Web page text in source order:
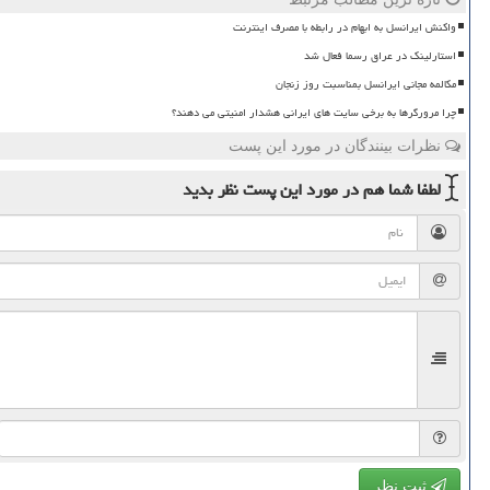
واکنش ایرانسل به ابهام در رابطه با مصرف اینترنت
استارلینک در عراق رسما فعال شد
مکالمه مجانی ایرانسل بمناسبت روز زنجان
چرا مرورگرها به برخی سایت های ایرانی هشدار امنیتی می دهند؟
نظرات بینندگان در مورد این پست
لطفا شما همدر مورد این پستنظر بدید
ثبت نظر